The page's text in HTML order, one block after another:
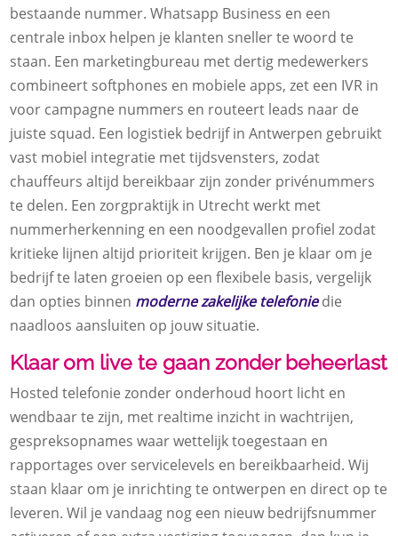
bestaande nummer. Whatsapp Business en een
centrale inbox helpen je klanten sneller te woord te
staan. Een marketingbureau met dertig medewerkers
combineert softphones en mobiele apps, zet een IVR in
voor campagne nummers en routeert leads naar de
juiste squad. Een logistiek bedrijf in Antwerpen gebruikt
vast mobiel integratie met tijdsvensters, zodat
chauffeurs altijd bereikbaar zijn zonder privénummers
te delen. Een zorgpraktijk in Utrecht werkt met
nummerherkenning en een noodgevallen profiel zodat
kritieke lijnen altijd prioriteit krijgen. Ben je klaar om je
bedrijf te laten groeien op een flexibele basis, vergelijk
dan opties binnen moderne zakelijke telefoniedie
naadloos aansluiten op jouw situatie.
Klaar om live te gaan zonder beheerlast
Hosted telefonie zonder onderhoud hoort licht en
wendbaar te zijn, met realtime inzicht in wachtrijen,
gespreksopnames waar wettelijk toegestaan en
rapportages over servicelevels en bereikbaarheid. Wij
staan klaar om je inrichting te ontwerpen en direct op te
leveren. Wil je vandaag nog een nieuw bedrijfsnummer